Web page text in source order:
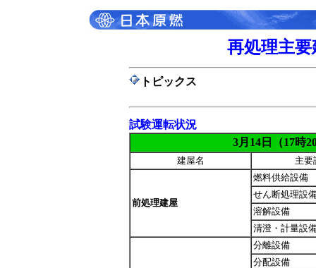
再処理主
トピックス
試験運転状況
3月14日（17時
建屋名 主要
前処理建屋
燃料供給設備
せん断処理設
溶解設備
清澄・計量設
分離設備
分配設備